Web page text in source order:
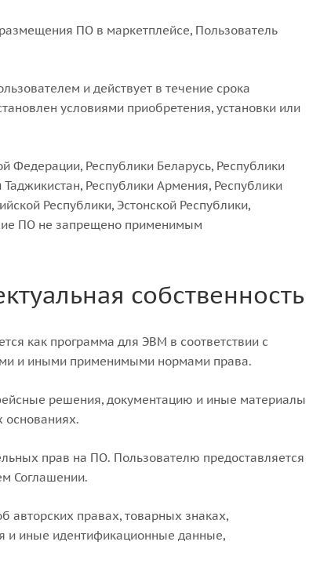
ПО в маркетплейсе, Пользователь
и действует в течение срока
условиями приобретения, установки или
Федерации, Республики Беларусь, Республики
Республики Армения, Республики
Республики, Эстонской Республики,
ПО не запрещено применимым
собственность
как программа для ЭВМ в соответствии с
и иными применимыми нормами права.
решения, документацию и иные материалы
основаниях.
прав на ПО. Пользователю предоставляется
Соглашении.
авторских правах, товарных знаках,
и иные идентификационные данные,